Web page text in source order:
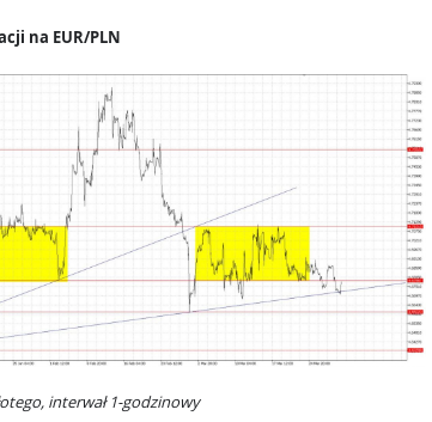
na EUR/PLN
interwał 1-godzinowy